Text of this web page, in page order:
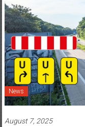
News
August 7, 2025